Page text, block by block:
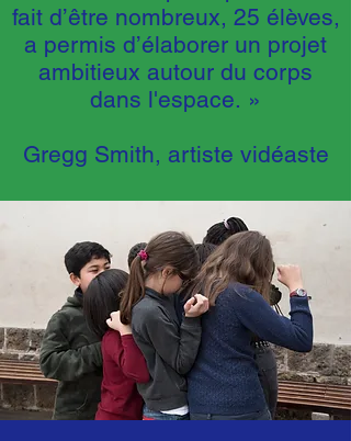
fait d’être nombreux, 25 élèves,
a permis d’élaborer un projet
ambitieux autour du corps
dans l'espace. »
Gregg Smith, artiste vidéaste